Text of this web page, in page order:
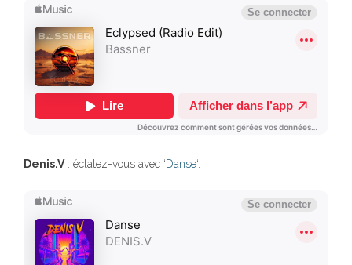
Denis.V: éclatez-vous avec ‘Danse‘.